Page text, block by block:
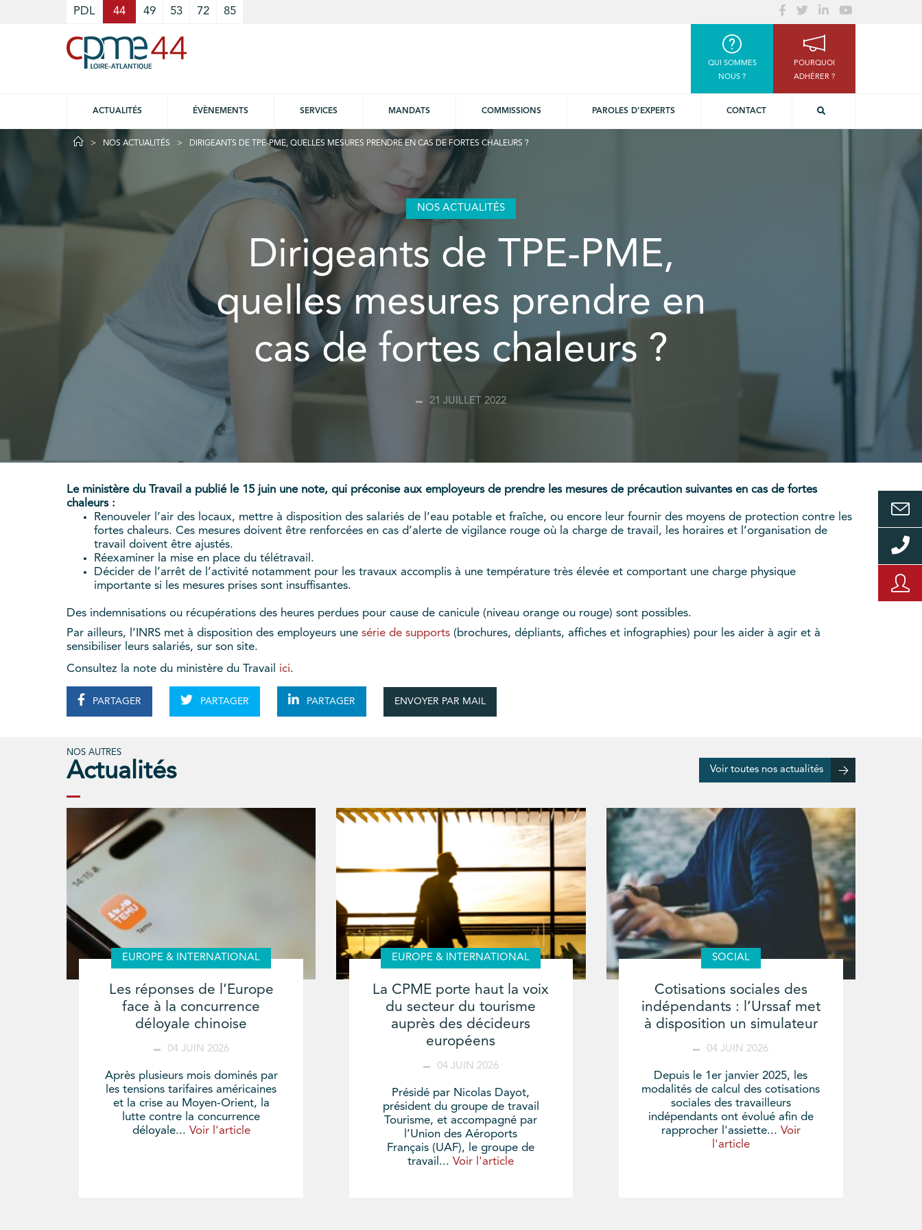
PDL 44 49 53 72 85
QUI SOMMES
NOUS ?
POURQUOI
ADHÉRER ?
ACTUALITÉS ÉVÈNEMENTS SERVICES MANDATS COMMISSIONS PAROLES D’EXPERTS CONTACT
NOS ACTUALITÉS DIRIGEANTS DE TPE-PME, QUELLES MESURES PRENDRE EN CAS DE FORTES CHALEURS ?
NOS ACTUALITÉS
Dirigeants de TPE-PME,
quelles mesures prendre en
cas de fortes chaleurs ?
21 JUILLET 2022
Le ministère du Travail a publié le 15 juin une note, qui préconise aux employeurs de prendre les mesures de précaution suivantes en cas de fortes
chaleurs :
Renouveler l’air des locaux, mettre à disposition des salariés de l’eau potable et fraîche, ou encore leur fournir des moyens de protection contre les
fortes chaleurs. Ces mesures doivent être renforcées en cas d’alerte de vigilance rouge où la charge de travail, les horaires et l’organisation de
travail doivent être ajustés.
Réexaminer la mise en place du télétravail.
Décider de l’arrêt de l’activité notamment pour les travaux accomplis à une température très élevée et comportant une charge physique
importante si les mesures prises sont insuffisantes.
Des indemnisations ou récupérations des heures perdues pour cause de canicule (niveau orange ou rouge) sont possibles.
Par ailleurs, l’INRS met à disposition des employeurs une série de supports (brochures, dépliants, affiches et infographies) pour les aider à agir et à
sensibiliser leurs salariés, sur son site.
Consultez la note du ministère du Travail ici.
PARTAGER PARTAGER PARTAGER ENVOYER PAR MAIL
NOS AUTRES
Actualités Voir toutes nos actualités
EUROPE & INTERNATIONAL
Les réponses de l’Europe
face à la concurrence
déloyale chinoise
04 JUIN 2026
Après plusieurs mois dominés par
les tensions tarifaires américaines
et la crise au Moyen-Orient, la
lutte contre la concurrence
déloyale... Voir l'article
EUROPE & INTERNATIONAL
La CPME porte haut la voix
du secteur du tourisme
auprès des décideurs
européens
04 JUIN 2026
Présidé par Nicolas Dayot,
président du groupe de travail
Tourisme, et accompagné par
l’Union des Aéroports
Français (UAF), le groupe de
travail...Voir l'article
SOCIAL
Cotisations sociales des
indépendants : l’Urssaf met
à disposition un simulateur
04 JUIN 2026
Depuis le 1er janvier 2025, les
modalités de calcul des cotisations
sociales des travailleurs
indépendants ont évolué afin de
rapprocher l'assiette... Voir
l'article
Cookies management panel